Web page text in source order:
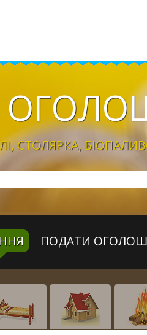
CТОЛЯРКА,
ПОДАТИ